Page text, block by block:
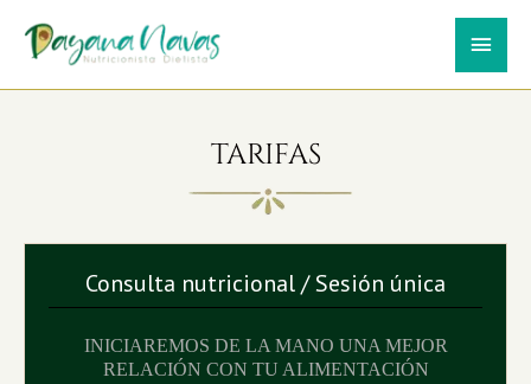
contenido
TARIFAS
Consulta nutricional / Sesión única
INICIAREMOS DE LA MANO UNA MEJOR
RELACIÓN CON TU ALIMENTACIÓN